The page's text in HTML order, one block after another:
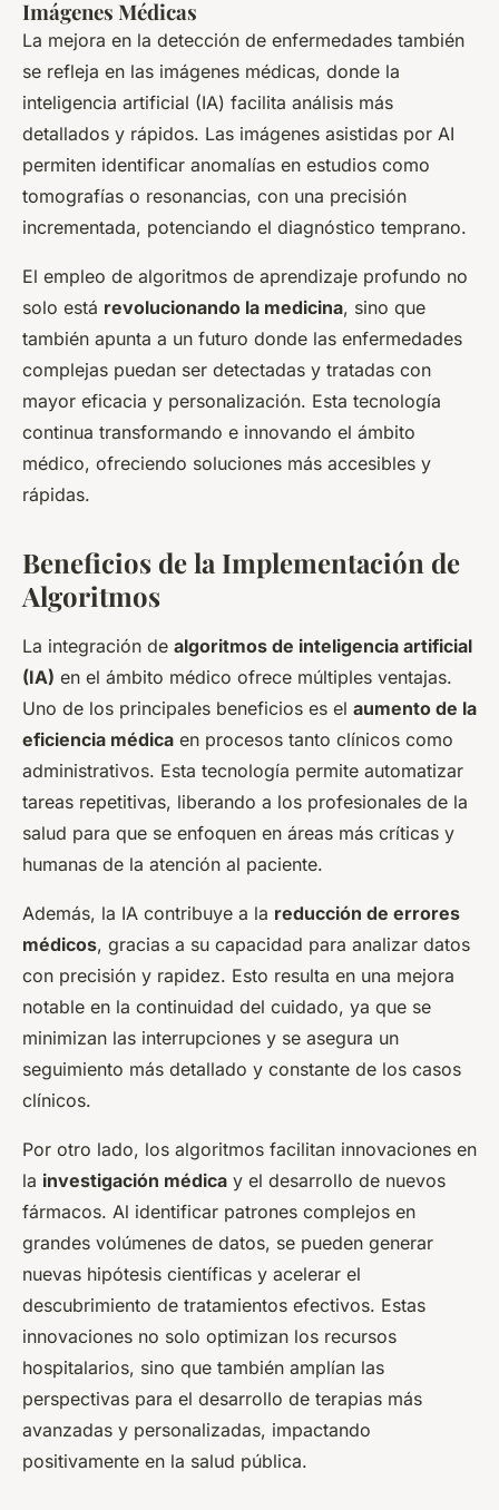
Imágenes Médicas
La mejora en la detección de enfermedades también
se refleja en las imágenes médicas, donde la
inteligencia artificial (IA) facilita análisis más
detallados y rápidos. Las imágenes asistidas por AI
permiten identificar anomalías en estudios como
tomografías o resonancias, con una precisión
incrementada, potenciando el diagnóstico temprano.
El empleo de algoritmos de aprendizaje profundo no
solo está revolucionando la medicina, sino que
también apunta a un futuro donde las enfermedades
complejas puedan ser detectadas y tratadas con
mayor eficacia y personalización. Esta tecnología
continua transformando e innovando el ámbito
médico, ofreciendo soluciones más accesibles y
rápidas.
Beneficios de la Implementación de
Algoritmos
La integración de algoritmos de inteligencia artificial
(IA) en el ámbito médico ofrece múltiples ventajas.
Uno de los principales beneficios es el aumento de la
eficiencia médica en procesos tanto clínicos como
administrativos. Esta tecnología permite automatizar
tareas repetitivas, liberando a los profesionales de la
salud para que se enfoquen en áreas más críticas y
humanas de la atención al paciente.
Además, la IA contribuye a la reducción de errores
médicos, gracias a su capacidad para analizar datos
con precisión y rapidez. Esto resulta en una mejora
notable en la continuidad del cuidado, ya que se
minimizan las interrupciones y se asegura un
seguimiento más detallado y constante de los casos
clínicos.
Por otro lado, los algoritmos facilitan innovaciones en
la investigación médica y el desarrollo de nuevos
fármacos. Al identificar patrones complejos en
grandes volúmenes de datos, se pueden generar
nuevas hipótesis científicas y acelerar el
descubrimiento de tratamientos efectivos. Estas
innovaciones no solo optimizan los recursos
hospitalarios, sino que también amplían las
perspectivas para el desarrollo de terapias más
avanzadas y personalizadas, impactando
positivamente en la salud pública.